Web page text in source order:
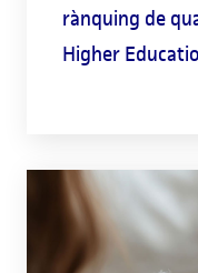
rànquing de
Higher